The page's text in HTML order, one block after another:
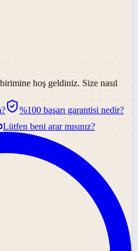
birimine hoş geldiniz. Size nasıl
%100 başarı garantisi nedir?
Lütfen beni arar mısınız?